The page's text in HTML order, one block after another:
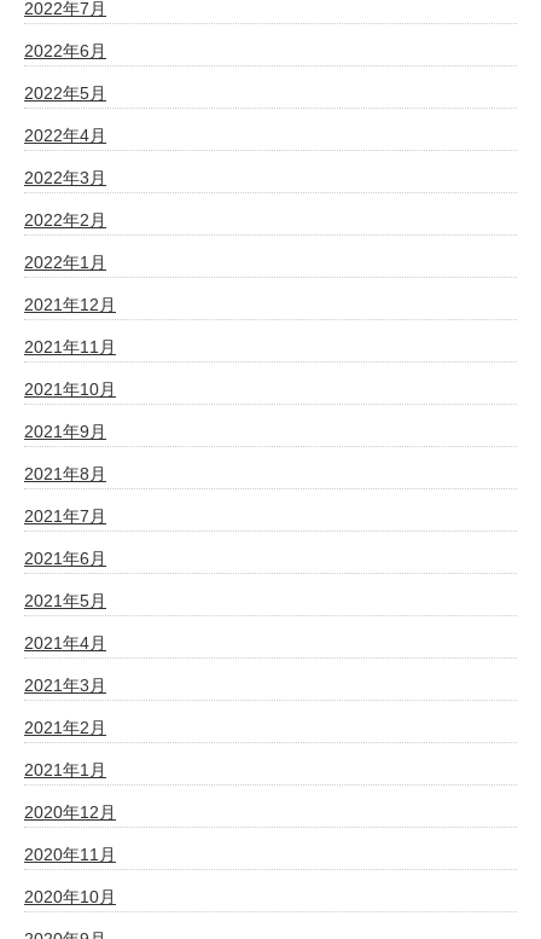
2022年7月
2022年6月
2022年5月
2022年4月
2022年3月
2022年2月
2022年1月
2021年12月
2021年11月
2021年10月
2021年9月
2021年8月
2021年7月
2021年6月
2021年5月
2021年4月
2021年3月
2021年2月
2021年1月
2020年12月
2020年11月
2020年10月